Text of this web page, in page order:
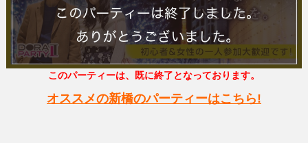
このパーティーは、既に終了となっております。
オススメの新橋のパーティーはこちら!